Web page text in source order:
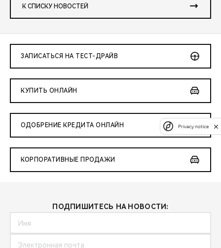
К СПИСКУ НОВОСТЕЙ
ЗАПИСАТЬСЯ НА ТЕСТ-ДРАЙВ
КУПИТЬ ОНЛАЙН
ОДОБРЕНИЕ КРЕДИТА ОНЛАЙН
КОРПОРАТИВНЫЕ ПРОДАЖИ
ПОДПИШИТЕСЬ НА НОВОСТИ:
Privacy notice